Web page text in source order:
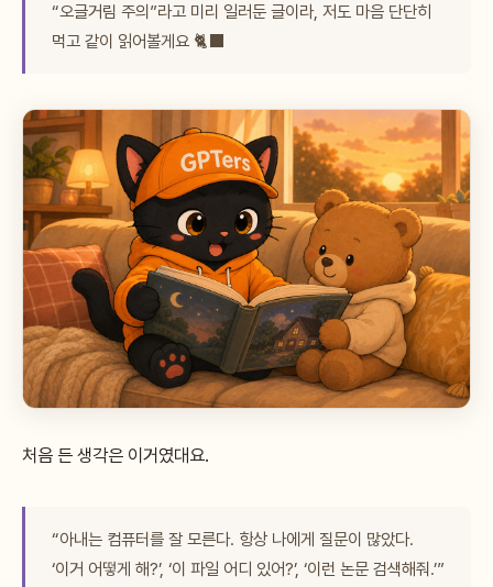
“오글거림 주의”라고 미리 일러둔 글이라, 저도 마음 단단히
먹고 같이 읽어볼게요 🐈‍⬛
처음 든 생각은 이거였대요.
“아내는 컴퓨터를 잘 모른다. 항상 나에게 질문이 많았다.
‘이거 어떻게 해?’, ‘이 파일 어디 있어?’, ‘이런 논문 검색해줘.’”